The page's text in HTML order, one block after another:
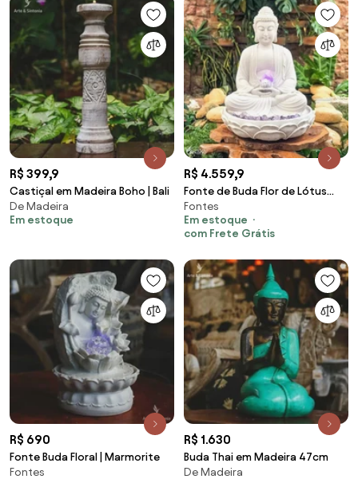
R$ 399,9
Castiçal em Madeira Boho | Bali
De Madeira
Em estoque
R$ 4.559,9
Fonte de Buda Flor de Lótus
70cm
Fontes
Em estoque
com Frete Grátis
R$ 690
Fonte Buda Floral | Marmorite
Fontes
R$ 1.630
Buda Thai em Madeira 47cm
De Madeira